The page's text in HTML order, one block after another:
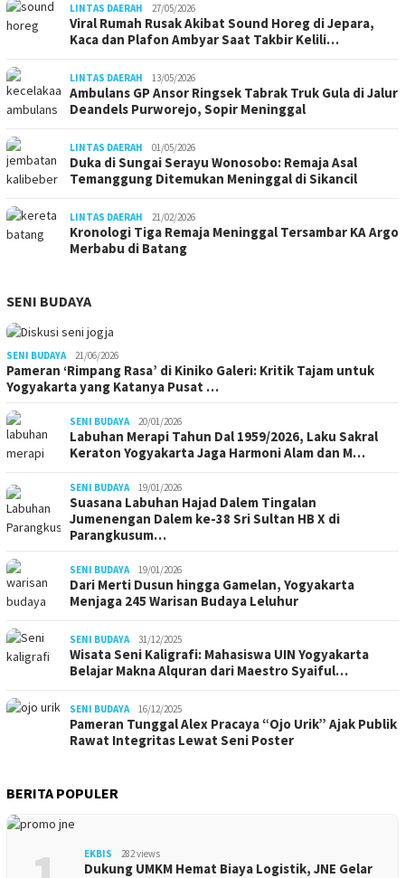
LINTAS DAERAH 27/05/2026
Viral Rumah Rusak Akibat Sound Horeg di Jepara,
Kaca dan Plafon Ambyar Saat Takbir Kelili…
LINTAS DAERAH 13/05/2026
Ambulans GP Ansor Ringsek Tabrak Truk Gula di Jalur
Deandels Purworejo, Sopir Meninggal
LINTAS DAERAH 01/05/2026
Duka di Sungai Serayu Wonosobo: Remaja Asal
Temanggung Ditemukan Meninggal di Sikancil
LINTAS DAERAH 21/02/2026
Kronologi Tiga Remaja Meninggal Tersambar KA Argo
Merbabu di Batang
SENI BUDAYA
SENI BUDAYA 21/06/2026
Pameran ‘Rimpang Rasa’ di Kiniko Galeri: Kritik Tajam untuk
Yogyakarta yang Katanya Pusat …
SENI BUDAYA 20/01/2026
Labuhan Merapi Tahun Dal 1959/2026, Laku Sakral
Keraton Yogyakarta Jaga Harmoni Alam dan M…
SENI BUDAYA 19/01/2026
Suasana Labuhan Hajad Dalem Tingalan
Jumenengan Dalem ke-38 Sri Sultan HB X di
Parangkusum…
SENI BUDAYA 19/01/2026
Dari Merti Dusun hingga Gamelan, Yogyakarta
Menjaga 245 Warisan Budaya Leluhur
SENI BUDAYA 31/12/2025
Wisata Seni Kaligrafi: Mahasiswa UIN Yogyakarta
Belajar Makna Alquran dari Maestro Syaiful…
SENI BUDAYA 16/12/2025
Pameran Tunggal Alex Pracaya “Ojo Urik” Ajak Publik
Rawat Integritas Lewat Seni Poster
BERITA POPULER
EKBIS 282 views
Dukung UMKM Hemat Biaya Logistik, JNE Gelar